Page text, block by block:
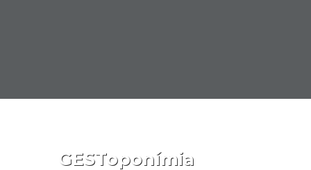
GESToponímia